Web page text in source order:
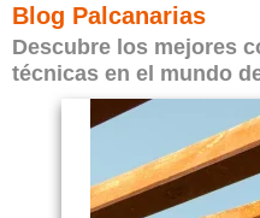
Blog Palcanarias
Descubre los mejores
técnicas en el mundo